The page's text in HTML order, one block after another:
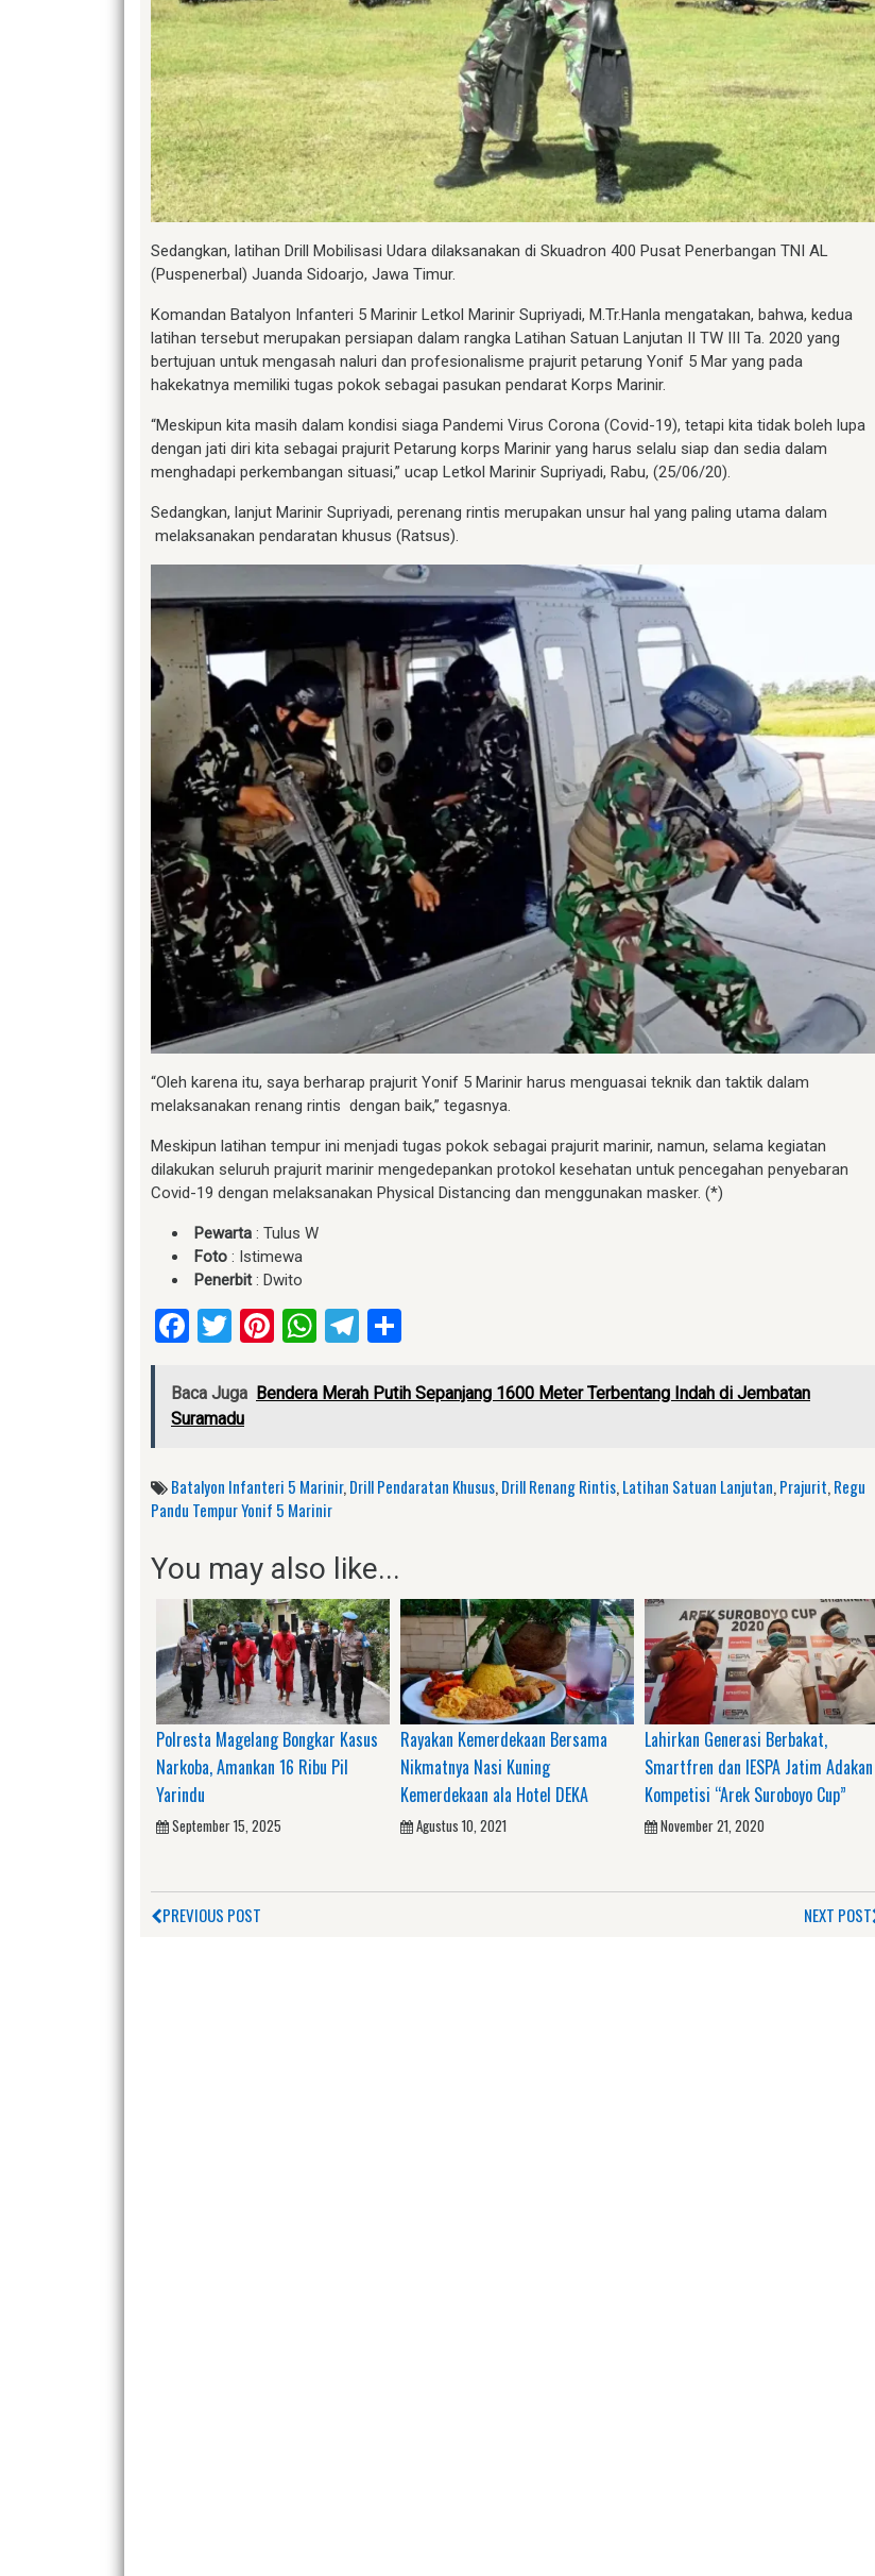
Sedangkan, latihan Drill Mobilisasi Udara dilaksanakan di Skuadron 400 Pusat Penerbangan TNI AL
(Puspenerbal) Juanda Sidoarjo, Jawa Timur.
Komandan Batalyon Infanteri 5 Marinir Letkol Marinir Supriyadi, M.Tr.Hanla mengatakan, bahwa, kedua
latihan tersebut merupakan persiapan dalam rangka Latihan Satuan Lanjutan II TW III Ta. 2020 yang
bertujuan untuk mengasah naluri dan profesionalisme prajurit petarung Yonif 5 Mar yang pada
hakekatnya memiliki tugas pokok sebagai pasukan pendarat Korps Marinir.
“Meskipun kita masih dalam kondisi siaga Pandemi Virus Corona (Covid-19), tetapi kita tidak boleh lupa
dengan jati diri kita sebagai prajurit Petarung korps Marinir yang harus selalu siap dan sedia dalam
menghadapi perkembangan situasi,” ucap Letkol Marinir Supriyadi, Rabu, (25/06/20).
Sedangkan, lanjut Marinir Supriyadi, perenang rintis merupakan unsur hal yang paling utama dalam
melaksanakan pendaratan khusus (Ratsus).
“Oleh karena itu, saya berharap prajurit Yonif 5 Marinir harus menguasai teknik dan taktik dalam
melaksanakan renang rintis dengan baik,” tegasnya.
Meskipun latihan tempur ini menjadi tugas pokok sebagai prajurit marinir, namun, selama kegiatan
dilakukan seluruh prajurit marinir mengedepankan protokol kesehatan untuk pencegahan penyebaran
Covid-19 dengan melaksanakan Physical Distancing dan menggunakan masker. (*)
Pewarta : Tulus W
Foto : Istimewa
Penerbit: Dwito
Facebook
Twitter
Pinterest
WhatsApp
Telegram
Baca Juga Bendera Merah Putih Sepanjang 1600 Meter Terbentang Indah di Jembatan
Suramadu
Batalyon Infanteri 5 Marinir,Drill Pendaratan Khusus,Drill Renang Rintis,Latihan Satuan Lanjutan,Prajurit,Regu
Pandu Tempur Yonif 5 Marinir
You may also like...
Polresta Magelang Bongkar Kasus
Narkoba, Amankan 16 Ribu Pil
Yarindu
September 15, 2025
Rayakan Kemerdekaan Bersama
Nikmatnya Nasi Kuning
Kemerdekaan ala Hotel DEKA
Agustus 10, 2021
Lahirkan Generasi Berbakat,
Smartfren dan IESPA Jatim Adakan
Kompetisi “Arek Suroboyo Cup”
November 21, 2020
PREVIOUS POST NEXT POST